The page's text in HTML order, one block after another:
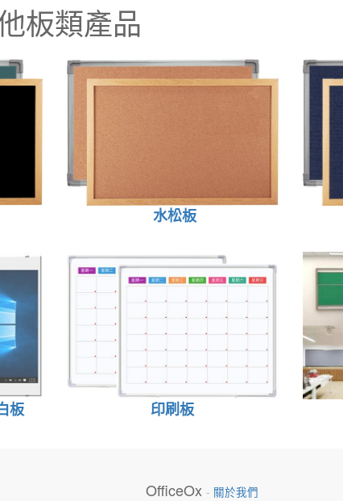
板類產品
水松板
板 印刷板
OfficeOx - 關於我們